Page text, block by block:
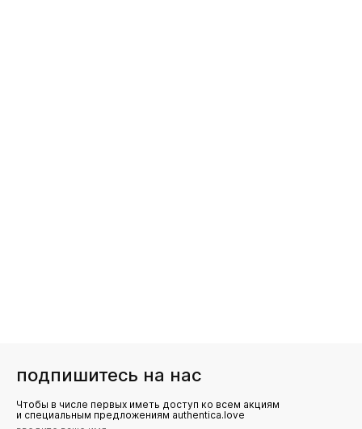
подпишитесь на нас
Чтобы в числе первых иметь доступ ко всем акциям
и специальным предложениям authentica.love